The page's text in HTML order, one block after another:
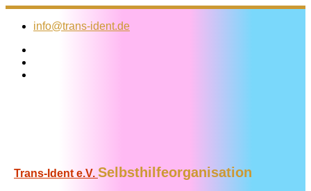
Zum
Inhalt
info@trans-ident.de
Trans-Ident e.V. Selbsthilfeorganisation